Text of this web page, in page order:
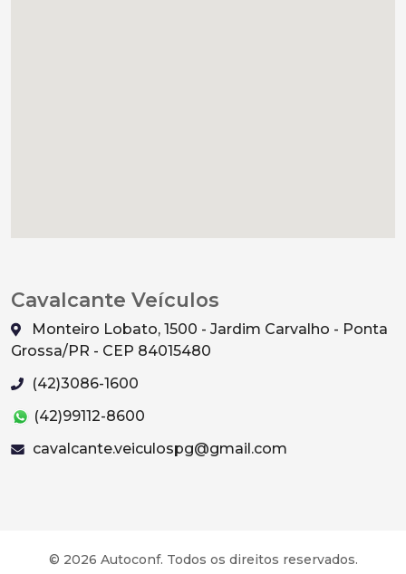
Cavalcante Veículos
Monteiro Lobato, 1500 - Jardim Carvalho - Ponta
Grossa/PR - CEP 84015480
(42)3086-1600
(42)99112-8600
cavalcante.veiculospg@gmail.com
© 2026 Autoconf. Todos os direitos reservados.